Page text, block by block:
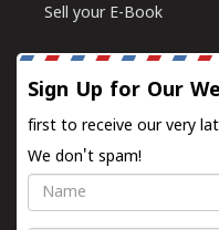
Sell your E-Book
Sign Up for Our
first to receive our very
We don't spam!
Name